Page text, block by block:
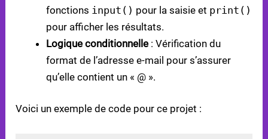
fonctions input() pour la saisie et print()
pour afficher les résultats.
Logique conditionnelle : Vérification du
format de l’adresse e-mail pour s’assurer
qu’elle contient un « @ ».
Voici un exemple de code pour ce projet :